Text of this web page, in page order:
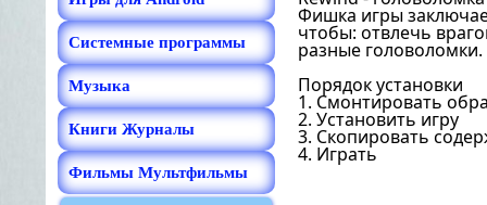
Системные программы
Музыка
Книги Журналы
Фильмы Мультфильмы
Фишка игры
чтобы: отвлечь
разные головоломки.
Порядок установки
1. Смонтировать
2. Установить игру
3. Скопировать
4. Играть